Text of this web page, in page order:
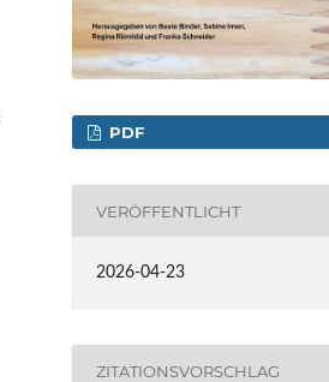
PDF
VERÖFFENTLICHT
2026-04-23
ZITATIONSVORSCHLAG